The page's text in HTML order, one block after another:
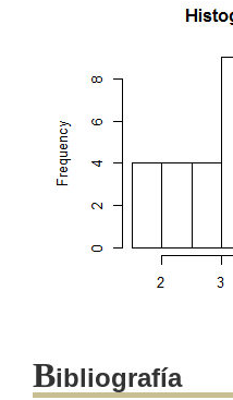
Bibliografía